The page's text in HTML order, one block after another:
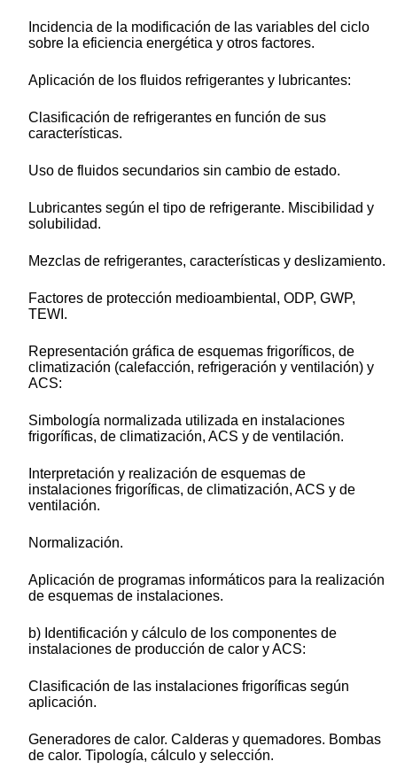
Incidencia de la modificación de las variables del ciclo
sobre la eficiencia energética y otros factores.
Aplicación de los fluidos refrigerantes y lubricantes:
Clasificación de refrigerantes en función de sus
características.
Uso de fluidos secundarios sin cambio de estado.
Lubricantes según el tipo de refrigerante. Miscibilidad y
solubilidad.
Mezclas de refrigerantes, características y deslizamiento.
Factores de protección medioambiental, ODP, GWP,
TEWI.
Representación gráfica de esquemas frigoríficos, de
climatización (calefacción, refrigeración y ventilación) y
ACS:
Simbología normalizada utilizada en instalaciones
frigoríficas, de climatización, ACS y de ventilación.
Interpretación y realización de esquemas de
instalaciones frigoríficas, de climatización, ACS y de
ventilación.
Normalización.
Aplicación de programas informáticos para la realización
de esquemas de instalaciones.
b) Identificación y cálculo de los componentes de
instalaciones de producción de calor y ACS:
Clasificación de las instalaciones frigoríficas según
aplicación.
Generadores de calor. Calderas y quemadores. Bombas
de calor. Tipología, cálculo y selección.